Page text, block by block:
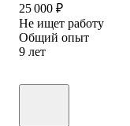
25 000 ₽
Не ищет работу
Общий опыт
9 лет